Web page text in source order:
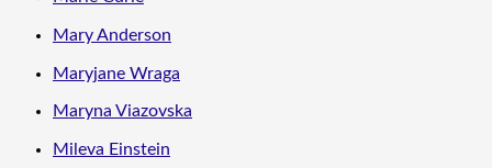
Mary Anderson
Maryjane Wraga
Maryna Viazovska
Mileva Einstein